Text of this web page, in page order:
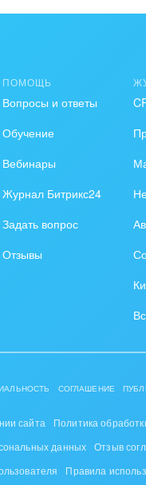
ПОМОЩЬ
Вопросы и ответы
Обучение
Вебинары
Журнал Битрикс24
Задать вопрос
Отзывы
СОГЛАШЕНИЕ
сайта
Политика
данных Отзыв
Правила